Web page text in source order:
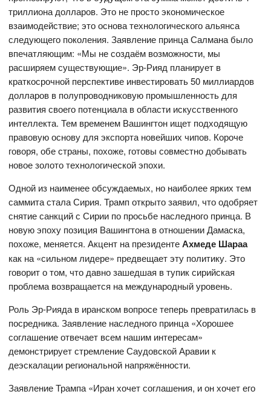
триллиона долларов. Это не просто экономическое
взаимодействие; это основа технологического альянса
следующего поколения. Заявление принца Салмана было
впечатляющим: «Мы не создаём возможности, мы
расширяем существующие». Эр-Рияд планирует в
краткосрочной перспективе инвестировать 50 миллиардов
долларов в полупроводниковую промышленность для
развития своего потенциала в области искусственного
интеллекта. Тем временем Вашингтон ищет подходящую
правовую основу для экспорта новейших чипов. Короче
говоря, обе страны, похоже, готовы совместно добывать
новое золото технологической эпохи.
Одной из наименее обсуждаемых, но наиболее ярких тем
саммита стала Сирия. Трамп открыто заявил, что одобряет
снятие санкций с Сирии по просьбе наследного принца. В
новую эпоху позиция Вашингтона в отношении Дамаска,
похоже, меняется. Акцент на президентеАхмеде Шараа
как на «сильном лидере» предвещает эту политику. Это
говорит о том, что давно зашедшая в тупик сирийская
проблема возвращается на международный уровень.
Роль Эр-Рияда в иранском вопросе теперь превратилась в
посредника. Заявление наследного принца «Хорошее
соглашение отвечает всем нашим интересам»
демонстрирует стремление Саудовской Аравии к
деэскалации региональной напряжённости.
Заявление Трампа «Иран хочет соглашения, и он хочет его